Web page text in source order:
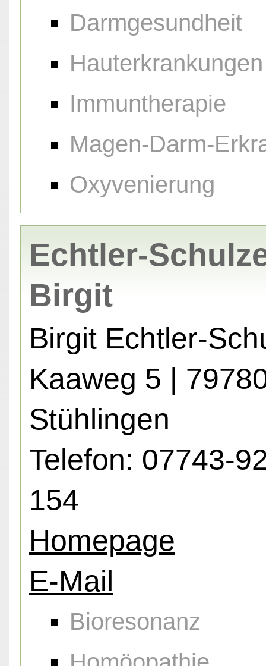
Darmgesundheit
Hauterkrankungen
Immuntherapie
Magen-Darm-
Oxyvenierung
Echtler-
Birgit
Birgit Echtler-
Kaaweg 5 |
Stühlingen
Telefon: 07743-
154
Homepage
E-Mail
Bioresonanz